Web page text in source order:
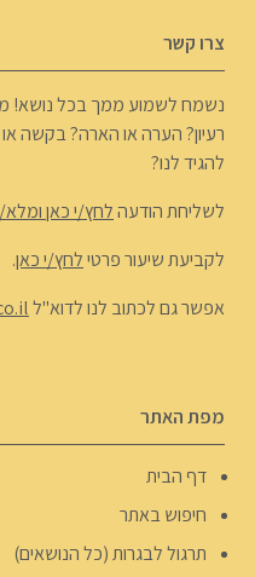
צרו קשר
נשמח לשמוע ממך בכל נושא!
רעיון? הערה או הארה? בקשה
להגיד לנו?
לשליחת הודעהלחץ/י כאן
לקביעת שיעור פרטילחץ/י כאן.
אפשר גם לכתוב לנו לדוא"ל
מפת האתר
דף הבית
חיפוש באתר
תרגול לבגרות (כל הנושאים)